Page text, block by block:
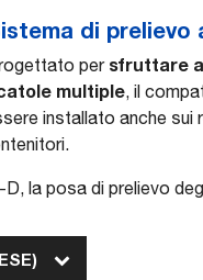
di
per sfruttare
multiple, il
installato anche sui
D, la posa di prelievo